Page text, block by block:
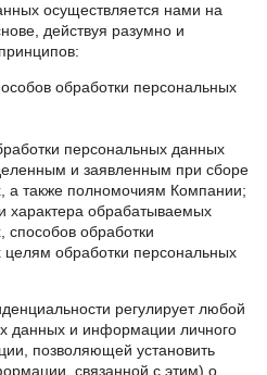
осуществляется нами на
действуя разумно и
обработки персональных
персональных данных
и заявленным при сборе
а также полномочиям Компании;
характера обрабатываемых
обработки
обработки персональных
регулирует любой
данных и информации личного
позволяющей установить
связанной с этим) о